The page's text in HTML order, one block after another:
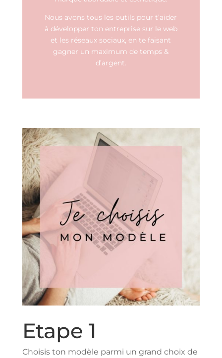
Nous avons tous les outils pour t’aider
à développer ton entreprise sur le web
et les réseaux sociaux, en te faisant
gagner un maximum de temps &
d’argent.
Etape 1
Choisis ton modèle parmi un grand choix de